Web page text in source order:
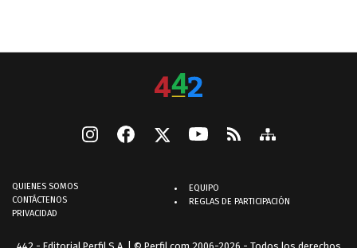
QUIENES SOMOS
CONTÁCTENOS
PRIVACIDAD
EQUIPO
REGLAS DE PARTICIPACIÓN